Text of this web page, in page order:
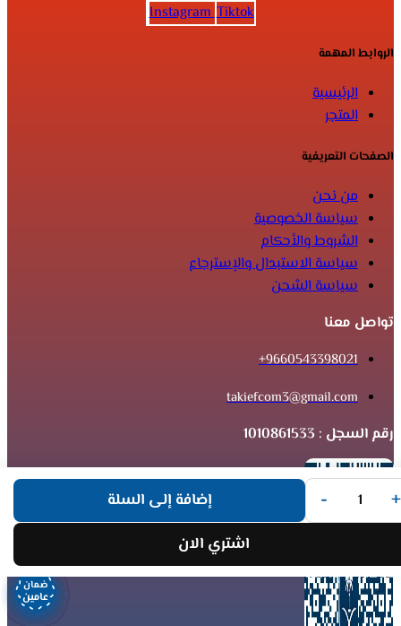
ضمان
عامين
ضمان
عامين
ضمان
عامين
ضمان
عامين
ضمان
عامين
ضمان
عامين
ضمان
عامين
ضمان
عامين
Instagram Tiktok
الروابط المهمة
الرئيسية
المتجر
الصفحات التعريفية
من نحن
سياسة الخصوصية
الشروط والأحكام
سياسة الاستبدال والإسترجاع
سياسة الشحن
تواصل معنا
9660543398021+
takiefcom3@gmail.com
رقم السجل : 1010861533
+
-
إضافة إلى السلة
اشتري الان